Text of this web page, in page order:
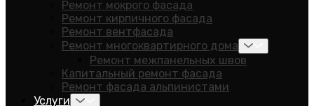
Ремонт мокрого фасада
Ремонт кирпичного фасада
Ремонт вентфасада
Ремонт многоквартирного дома
Ремонт межпанельных швов
Капитальный ремонт фасада
Ремонт фасада альпинистами
Услуги